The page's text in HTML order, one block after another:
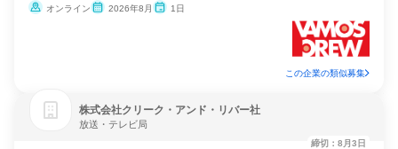
オンライン
2026年8月 1日
この企業の類似募集
株式会社クリーク・アンド・リバー社
放送・テレビ局
締切：8月3日